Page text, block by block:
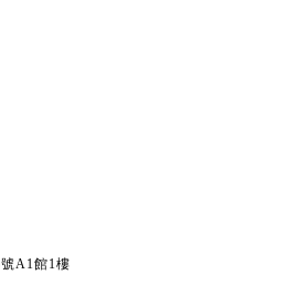
A1館1樓